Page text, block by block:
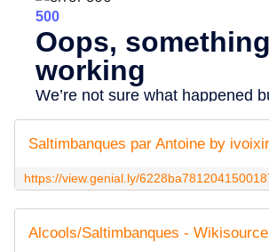
Alcools/Saltimbanques - Wikisource